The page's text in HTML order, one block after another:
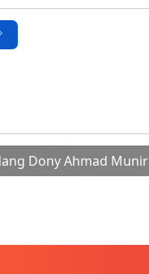
Dony Ahmad Munir